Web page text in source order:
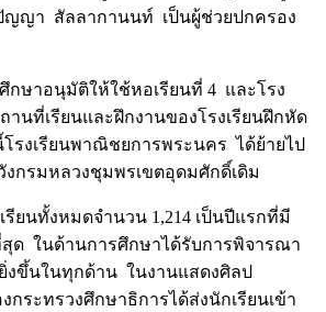
ญา สัลลากานนท์ เป็นผู้ช่วยปกครอง
กษาอนุมัติให้ใช้หอเรียนที่ 4 และโรง
านที่เรียนและฝึกงานของโรงเรียนฝึกหัด
รงเรียนพาณิชยการพระนคร ได้ย้ายไป
งกรมหลวงชุมพรเขตอุดมศักดิ์เดิม
รียนทั้งหมดจำนวน 1,214 เป็นปีแรกที่มี
ด ในด้านการศึกษาได้รับการพิจารณา
งขึ้นในทุกด้าน ในงานแสดงศิลป
กระทรวงศึกษาธิการได้ส่งนักเรียนเข้า